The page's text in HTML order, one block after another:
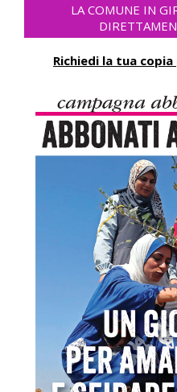
LA COMUNE IN
Richiedi la tua